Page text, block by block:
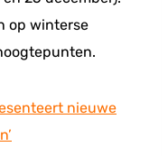
op winterse
nieuwe